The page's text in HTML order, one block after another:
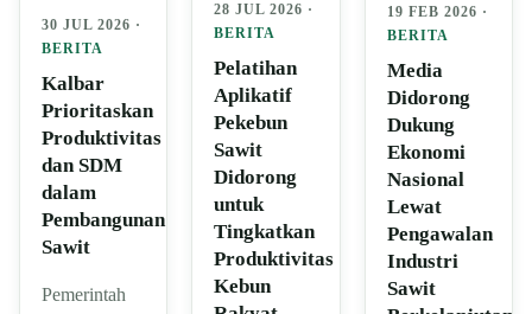
30 JUL 2026 ·
BERITA
Kalbar
Prioritaskan
Produktivitas
dan SDM
dalam
Pembangunan
Sawit
Pemerintah
28 JUL 2026 ·
BERITA
Pelatihan
Aplikatif
Pekebun
Sawit
Didorong
untuk
Tingkatkan
Produktivitas
Kebun
19 FEB 2026 ·
BERITA
Media
Didorong
Dukung
Ekonomi
Nasional
Lewat
Pengawalan
Industri
Sawit